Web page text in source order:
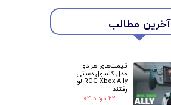
آخرین مطالب
قیمت‌های هر دو
مدل کنسول دستی
ROG Xbox Ally لو
رفتند
۲۲ مرداد ۰۴